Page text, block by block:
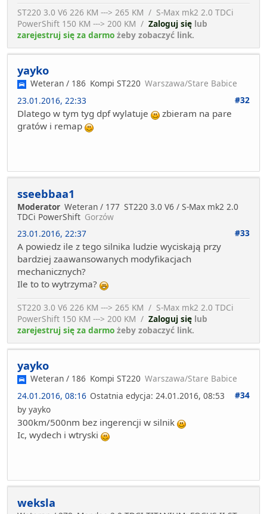
ST220 3.0 V6 226 KM ---> 265 KM / S-Max mk2 2.0 TDCi
PowerShift 150 KM ---> 200 KM / Zaloguj się lub
zarejestruj się za darmo żeby zobaczyć link.
yayko
Weteran / 186 Kompi ST220 Warszawa/Stare Babice
23.01.2016, 22:33
#32
Dlatego w tym tyg dpf wylatuje
zbieram na pare
gratów i remap
sseebbaa1
Moderator Weteran / 177 ST220 3.0 V6 / S-Max mk2 2.0
TDCi PowerShift Gorzów
23.01.2016, 22:37
#33
A powiedz ile z tego silnika ludzie wyciskają przy
bardziej zaawansowanych modyfikacjach
mechanicznych?
Ile to to wytrzyma?
ST220 3.0 V6 226 KM ---> 265 KM / S-Max mk2 2.0 TDCi
PowerShift 150 KM ---> 200 KM / Zaloguj się lub
zarejestruj się za darmo żeby zobaczyć link.
yayko
Weteran / 186 Kompi ST220 Warszawa/Stare Babice
24.01.2016, 08:16
#34
Ostatnia edycja: 24.01.2016, 08:53
by yayko
300km/500nm bez ingerencji w silnik
Ic, wydech i wtryski
weksla